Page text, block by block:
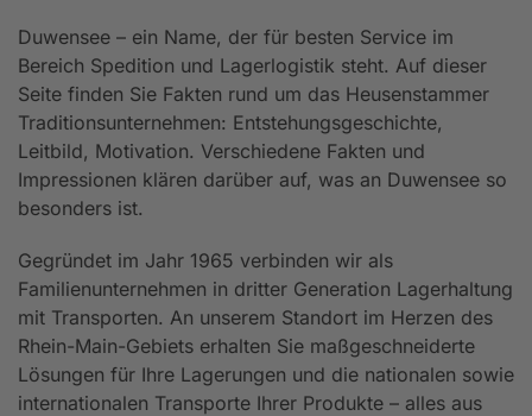
Duwensee – ein Name, der für besten Service im
Bereich Spedition und Lagerlogistik steht. Auf dieser
Seite finden Sie Fakten rund um das Heusenstammer
Traditionsunternehmen: Entstehungsgeschichte,
Leitbild, Motivation. Verschiedene Fakten und
Impressionen klären darüber auf, was an Duwensee so
besonders ist.
Gegründet im Jahr 1965 verbinden wir als
Familienunternehmen in dritter Generation Lagerhaltung
mit Transporten. An unserem Standort im Herzen des
Rhein-Main-Gebiets erhalten Sie maßgeschneiderte
Lösungen für Ihre Lagerungen und die nationalen sowie
internationalen Transporte Ihrer Produkte – alles aus